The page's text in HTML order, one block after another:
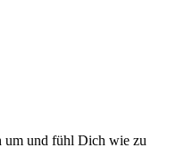
und fühl Dich wie zu